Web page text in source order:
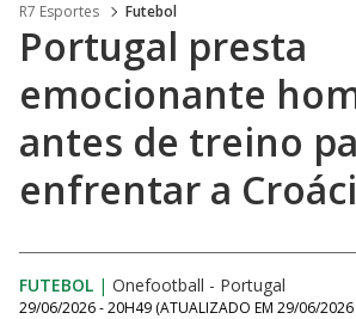
R7 Esportes Futebol
Portugal presta
emocionante
antes de treino
enfrentar a
FUTEBOL | Onefootball - Portugal
29/06/2026 - 20H49 (ATUALIZADO EM 29/06/